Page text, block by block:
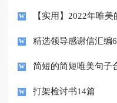
【实用】2022年唯
精选领导感谢信汇编
简短的简短唯美句子
打架检讨书14篇